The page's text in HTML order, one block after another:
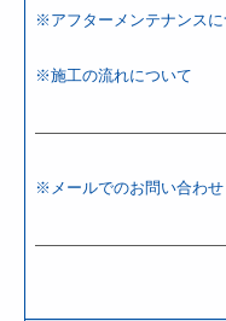
※アフターメンテナンスに
※施工の流れについて
※メールでのお問い合わせ